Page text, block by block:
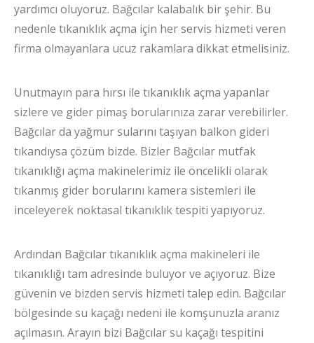
yardımcı oluyoruz. Bağcılar kalabalık bir şehir. Bu
nedenle tıkanıklık açma için her servis hizmeti veren
firma olmayanlara ucuz rakamlara dikkat etmelisiniz.
Unutmayın para hırsı ile tıkanıklık açma yapanlar
sizlere ve gider pimaş borularınıza zarar verebilirler.
Bağcılar da yağmur sularını taşıyan balkon gideri
tıkandıysa çözüm bizde. Bizler Bağcılar mutfak
tıkanıklığı açma makinelerimiz ile öncelikli olarak
tıkanmış gider borularını kamera sistemleri ile
inceleyerek noktasal tıkanıklık tespiti yapıyoruz.
Ardından Bağcılar tıkanıklık açma makineleri ile
tıkanıklığı tam adresinde buluyor ve açıyoruz. Bize
güvenin ve bizden servis hizmeti talep edin. Bağcılar
bölgesinde su kaçağı nedeni ile komşunuzla aranız
açılmasın. Arayın bizi Bağcılar su kaçağı tespitini